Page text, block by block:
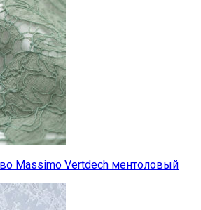
Massimo Vertdech ментоловый